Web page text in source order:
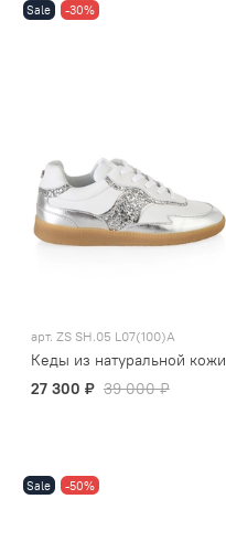
Sale -30%
арт. ZS SH.05 L07(100)A
Кеды из натуральной кожи
27 300 ₽ 39 000 ₽
Sale -50%